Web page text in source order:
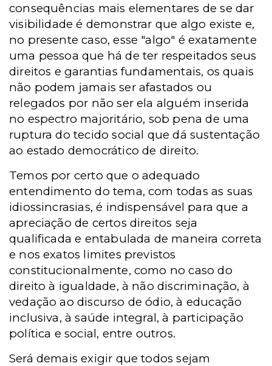
consequências mais elementares de se dar
visibilidade é demonstrar que algo existe e,
no presente caso, esse "algo" é exatamente
uma pessoa que há de ter respeitados seus
direitos e garantias fundamentais, os quais
não podem jamais ser afastados ou
relegados por não ser ela alguém inserida
no espectro majoritário, sob pena de uma
ruptura do tecido social que dá sustentação
ao estado democrático de direito.
Temos por certo que o adequado
entendimento do tema, com todas as suas
idiossincrasias, é indispensável para que a
apreciação de certos direitos seja
qualificada e entabulada de maneira correta
e nos exatos limites previstos
constitucionalmente, como no caso do
direito à igualdade, à não discriminação, à
vedação ao discurso de ódio, à educação
inclusiva, à saúde integral, à participação
política e social, entre outros.
Será demais exigir que todos sejam